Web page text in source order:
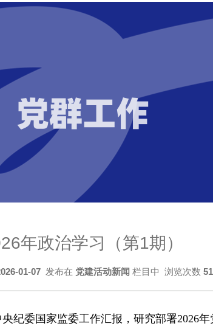
党群工作
年政治学习（第1期）
01-07 发布在 党建活动新闻 栏目中 浏览次数 51
纪委国家监委工作汇报，研究部署2026